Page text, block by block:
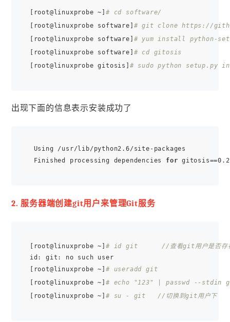
[root@linuxprobe ~] # cd software/
[root@linuxprobe software] # git clone https://
[root@linuxprobe software] # yum install python-
[root@linuxprobe software] # cd gitosis
[root@linuxprobe gitosis] # sudo python setup.py
出现下面的信息表示安装成功了
Using /usr/lib/python2.6/site-packages
Finished processing dependencies for
2. 服务器端创建git用户来管理Git服务
[root@linuxprobe ~] # id git      //查看git用户是否存
id: git: no such user
[root@linuxprobe ~] # useradd git
[root@linuxprobe ~] # echo "123" | passwd --stdin
[root@linuxprobe ~] # su - git   //切换到git用户下